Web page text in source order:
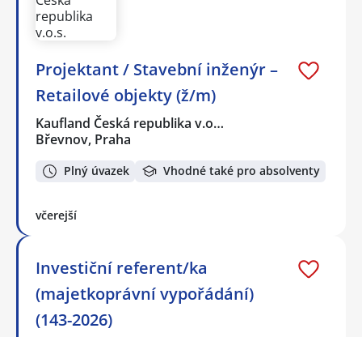
Projektant / Stavební inženýr –
Retailové objekty (ž/m)
Kaufland Česká republika v.o…
Břevnov, Praha
Plný úvazek Vhodné také pro absolventy
včerejší
Investiční referent/ka
(majetkoprávní vypořádání)
(143-2026)